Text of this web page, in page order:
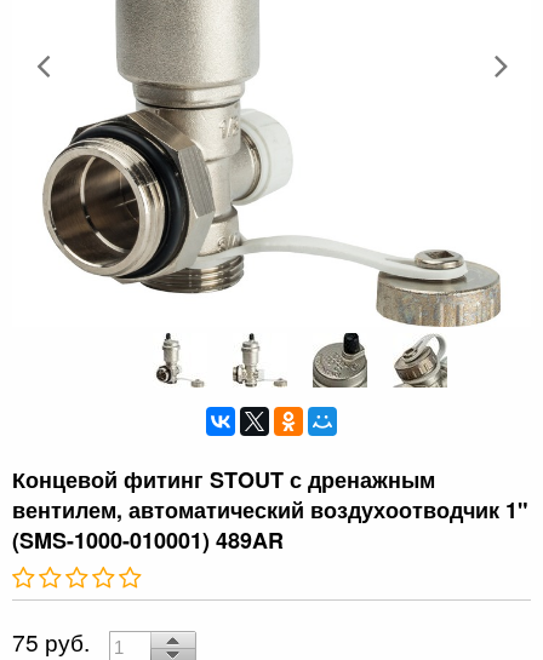
Концевой фитинг STOUT с дренажным
вентилем, автоматический воздухоотводчик 1"
(SMS-1000-010001) 489AR
75 руб.